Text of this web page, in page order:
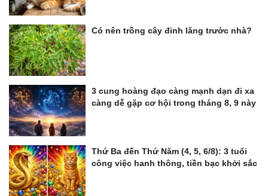
Có nên trồng cây đinh lăng trước nhà?
3 cung hoàng đạo càng mạnh dạn đi xa
càng dễ gặp cơ hội trong tháng 8, 9 này
Thứ Ba đến Thứ Năm (4, 5, 6/8): 3 tuổi
công việc hanh thông, tiền bạc khởi sắc